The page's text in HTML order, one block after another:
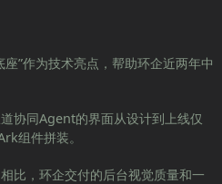
”作为技术亮点，帮助环企近两年中
协同Agent的界面从设计到上线仅
组件拼装。
比，环企交付的后台视觉质量和一